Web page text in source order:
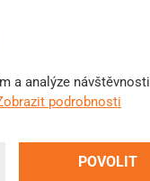
a analýze návštěvnosti
podrobnosti
POVOLIT